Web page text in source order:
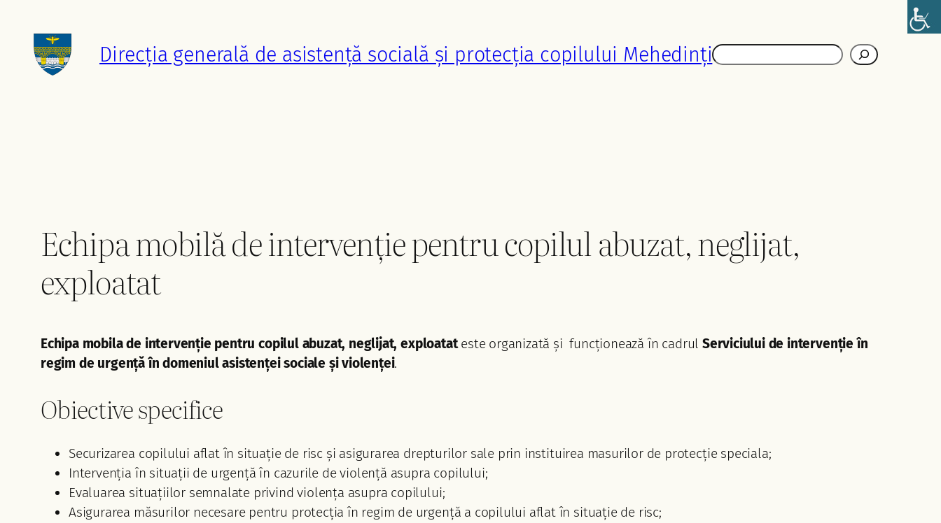
conținut
Direcția generală de asistență socială și protecția copilului MehedințiCaută
Echipa mobilă de intervenție pentru copilul abuzat, neglijat,
exploatat
Echipa mobila de intervenție pentru copilul abuzat, neglijat, exploatateste organizată și funcționează în cadrul Serviciului de intervenție în
regim de urgență în domeniul asistenței sociale și violenței.
Obiective specifice
Securizarea copilului aflat în situație de risc și asigurarea drepturilor sale prin instituirea masurilor de protecție speciala;
Intervenția în situații de urgență în cazurile de violență asupra copilului;
Evaluarea situațiilor semnalate privind violența asupra copilului;
Asigurarea măsurilor necesare pentru protecția în regim de urgență a copilului aflat în situație de risc;